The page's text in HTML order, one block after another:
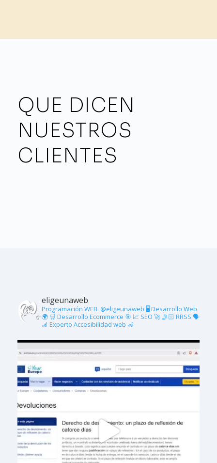
QUE DICEN
NUESTROS
CLIENTES
eligeunaweb
Programación WEB. @eligeunaweb 🖥 Desarrollo Web
🌍🛒 Desarrollo Ecommerce 🎯 📈 SEO 🚀🤳🏻 RRSS 🗣
🦼 Experto Accesibilidad web 🦽